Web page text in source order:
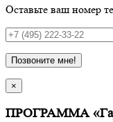
Оставьте ваш номер
Позвоните мне!
×
ПРОГРАММА